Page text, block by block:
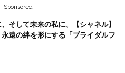
Sponsored
そして未来の私に。【シャネル】
遠の絆を形にする「ブライダルフ